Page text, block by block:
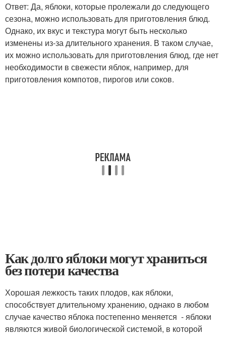
Ответ: Да, яблоки, которые пролежали до следующего
сезона, можно использовать для приготовления блюд.
Однако, их вкус и текстура могут быть несколько
изменены из-за длительного хранения. В таком случае,
их можно использовать для приготовления блюд, где нет
необходимости в свежести яблок, например, для
приготовления компотов, пирогов или соков.
Как долго яблоки могут храниться
без потери качества
Хорошая лежкость таких плодов, как яблоки,
способствует длительному хранению, однако в любом
случае качество яблока постепенно меняется - яблоки
являются живой биологической системой, в которой